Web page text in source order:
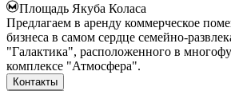
Площадь Якуба Коласа
Предлагаем в аренду коммерческое
бизнеса в самом сердце семейно-
"Галактика", расположенного в
комплексе "Атмосфера".
Контакты